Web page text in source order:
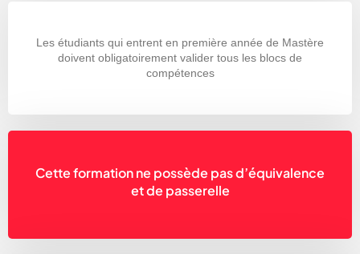
Les étudiants qui entrent en première année de Mastère
doivent obligatoirement valider tous les blocs de
compétences
Cette formation ne possède pas d’équivalence
et de passerelle